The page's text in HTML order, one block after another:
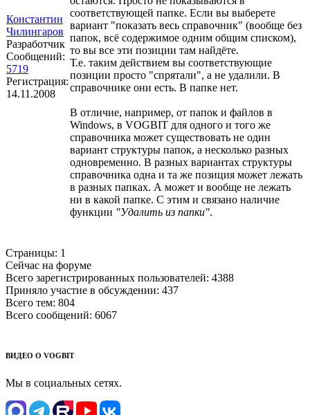
Константин
Чилингаров
Разработчик
Сообщений:
5719
Регистрация:
14.11.2008
соответствующей папке. Если вы выберете
вариант "показать весь справочник" (вообще без
папок, всё содержимое одним общим списком),
то вы все эти позиции там найдёте.
Т.е. таким действием вы соответствующие
позиции просто "спрятали", а не удалили. В
справочнике они есть. В папке нет.
В отличие, например, от папок и файлов в
Windows, в VOGBIT для одного и того же
справочника может существовать не один
вариант структуры папок, а несколько разных
одновременно. В разных вариантах структуры
справочника одна и та же позиция может лежать
в разных папках. А может и вообще не лежать
ни в какой папке. С этим и связано наличие
функции "Удалить из папки".
Страницы: 1
Сейчас на форуме
Всего зарегистрированных пользователей: 4388
Приняло участие в обсуждении: 437
Всего тем: 804
Всего сообщений: 6067
ВИДЕО О VOGBIT
Мы в социальных сетях.